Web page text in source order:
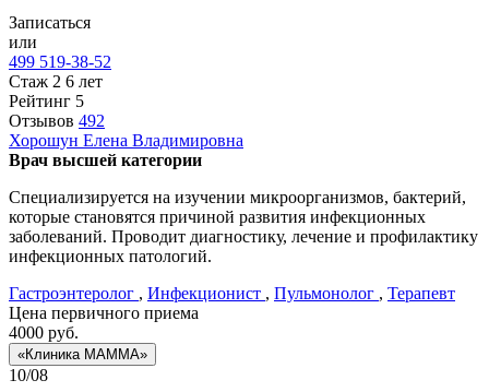
Записаться
или
499 519-38-52
Стаж 2 6 лет
Рейтинг 5
Отзывов 492
Хорошун Елена Владимировна
Врач высшей категории
Специализируется на изучении микроорганизмов, бактерий,
которые становятся причиной развития инфекционных
заболеваний. Проводит диагностику, лечение и профилактику
инфекционных патологий.
Гастроэнтеролог , Инфекционист , Пульмонолог , Терапевт
Цена первичного приема
4000 руб.
«Клиника МАММА»
10/08